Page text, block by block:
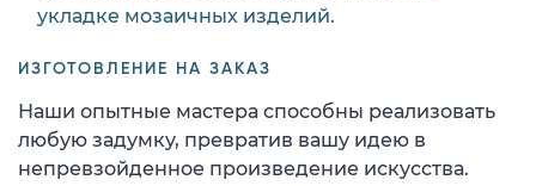
укладке мозаичных изделий.
ИЗГОТОВЛЕНИЕ НА ЗАКАЗ
Наши опытные мастера способны реализовать
любую задумку, превратив вашу идею в
непревзойденное произведение искусства.